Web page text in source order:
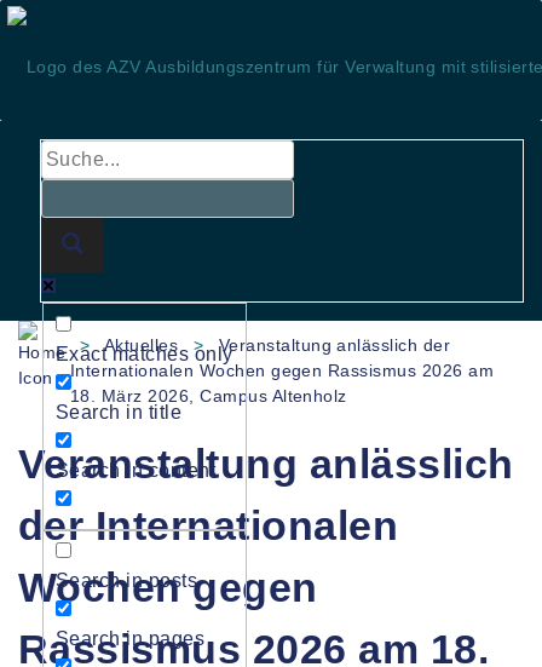
Skip
content
Exact matches only
Search in title
Search in content
Search in posts
Search in pages
> Aktuelles >
Veranstaltung anlässlich der
Internationalen Wochen gegen Rassismus 2026 am
18. März 2026, Campus Altenholz
Veranstaltung anlässlich
der Internationalen
Wochen gegen
Rassismus 2026 am 18.